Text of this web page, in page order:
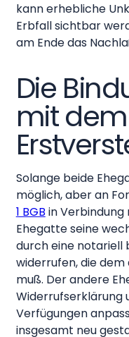
kann erhebliche
Erbfall sichtbar
am Ende das
Die
mit
Solange beide
möglich, aber an
1 BGB in Verbindung
Ehegatte seine
durch eine notariell
widerrufen, die
muß. Der andere
Widerrufserklärung
Verfügungen
insgesamt neu